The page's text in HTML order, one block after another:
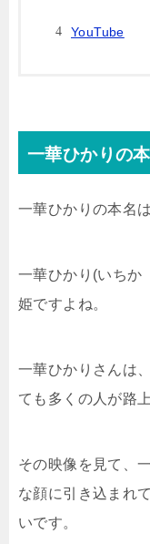
YouTube
一華ひかりの
一華ひかりの本名
一華ひかり(いち
姫ですよね。
一華ひかりさんは
ても多くの人が路
その映像を見て、
な顔に引き込まれ
いです。